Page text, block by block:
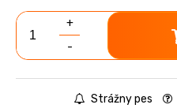
+
-
Strážny pes